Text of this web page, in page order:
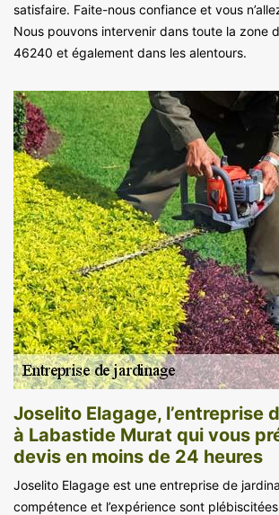
satisfaire. Faite-nous confiance et vous
Nous pouvons intervenir dans toute la zone
46240 et également dans les alentours.
Joselito Elagage, l’entreprise
à Labastide Murat qui vous
devis en moins de 24 heures
Joselito Elagage est une entreprise de
compétence et l’expérience sont